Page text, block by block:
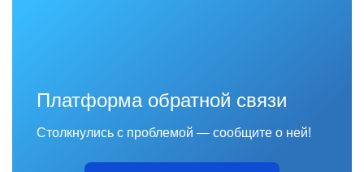
Платформа обратной связи
Столкнулись с проблемой — сообщите о ней!